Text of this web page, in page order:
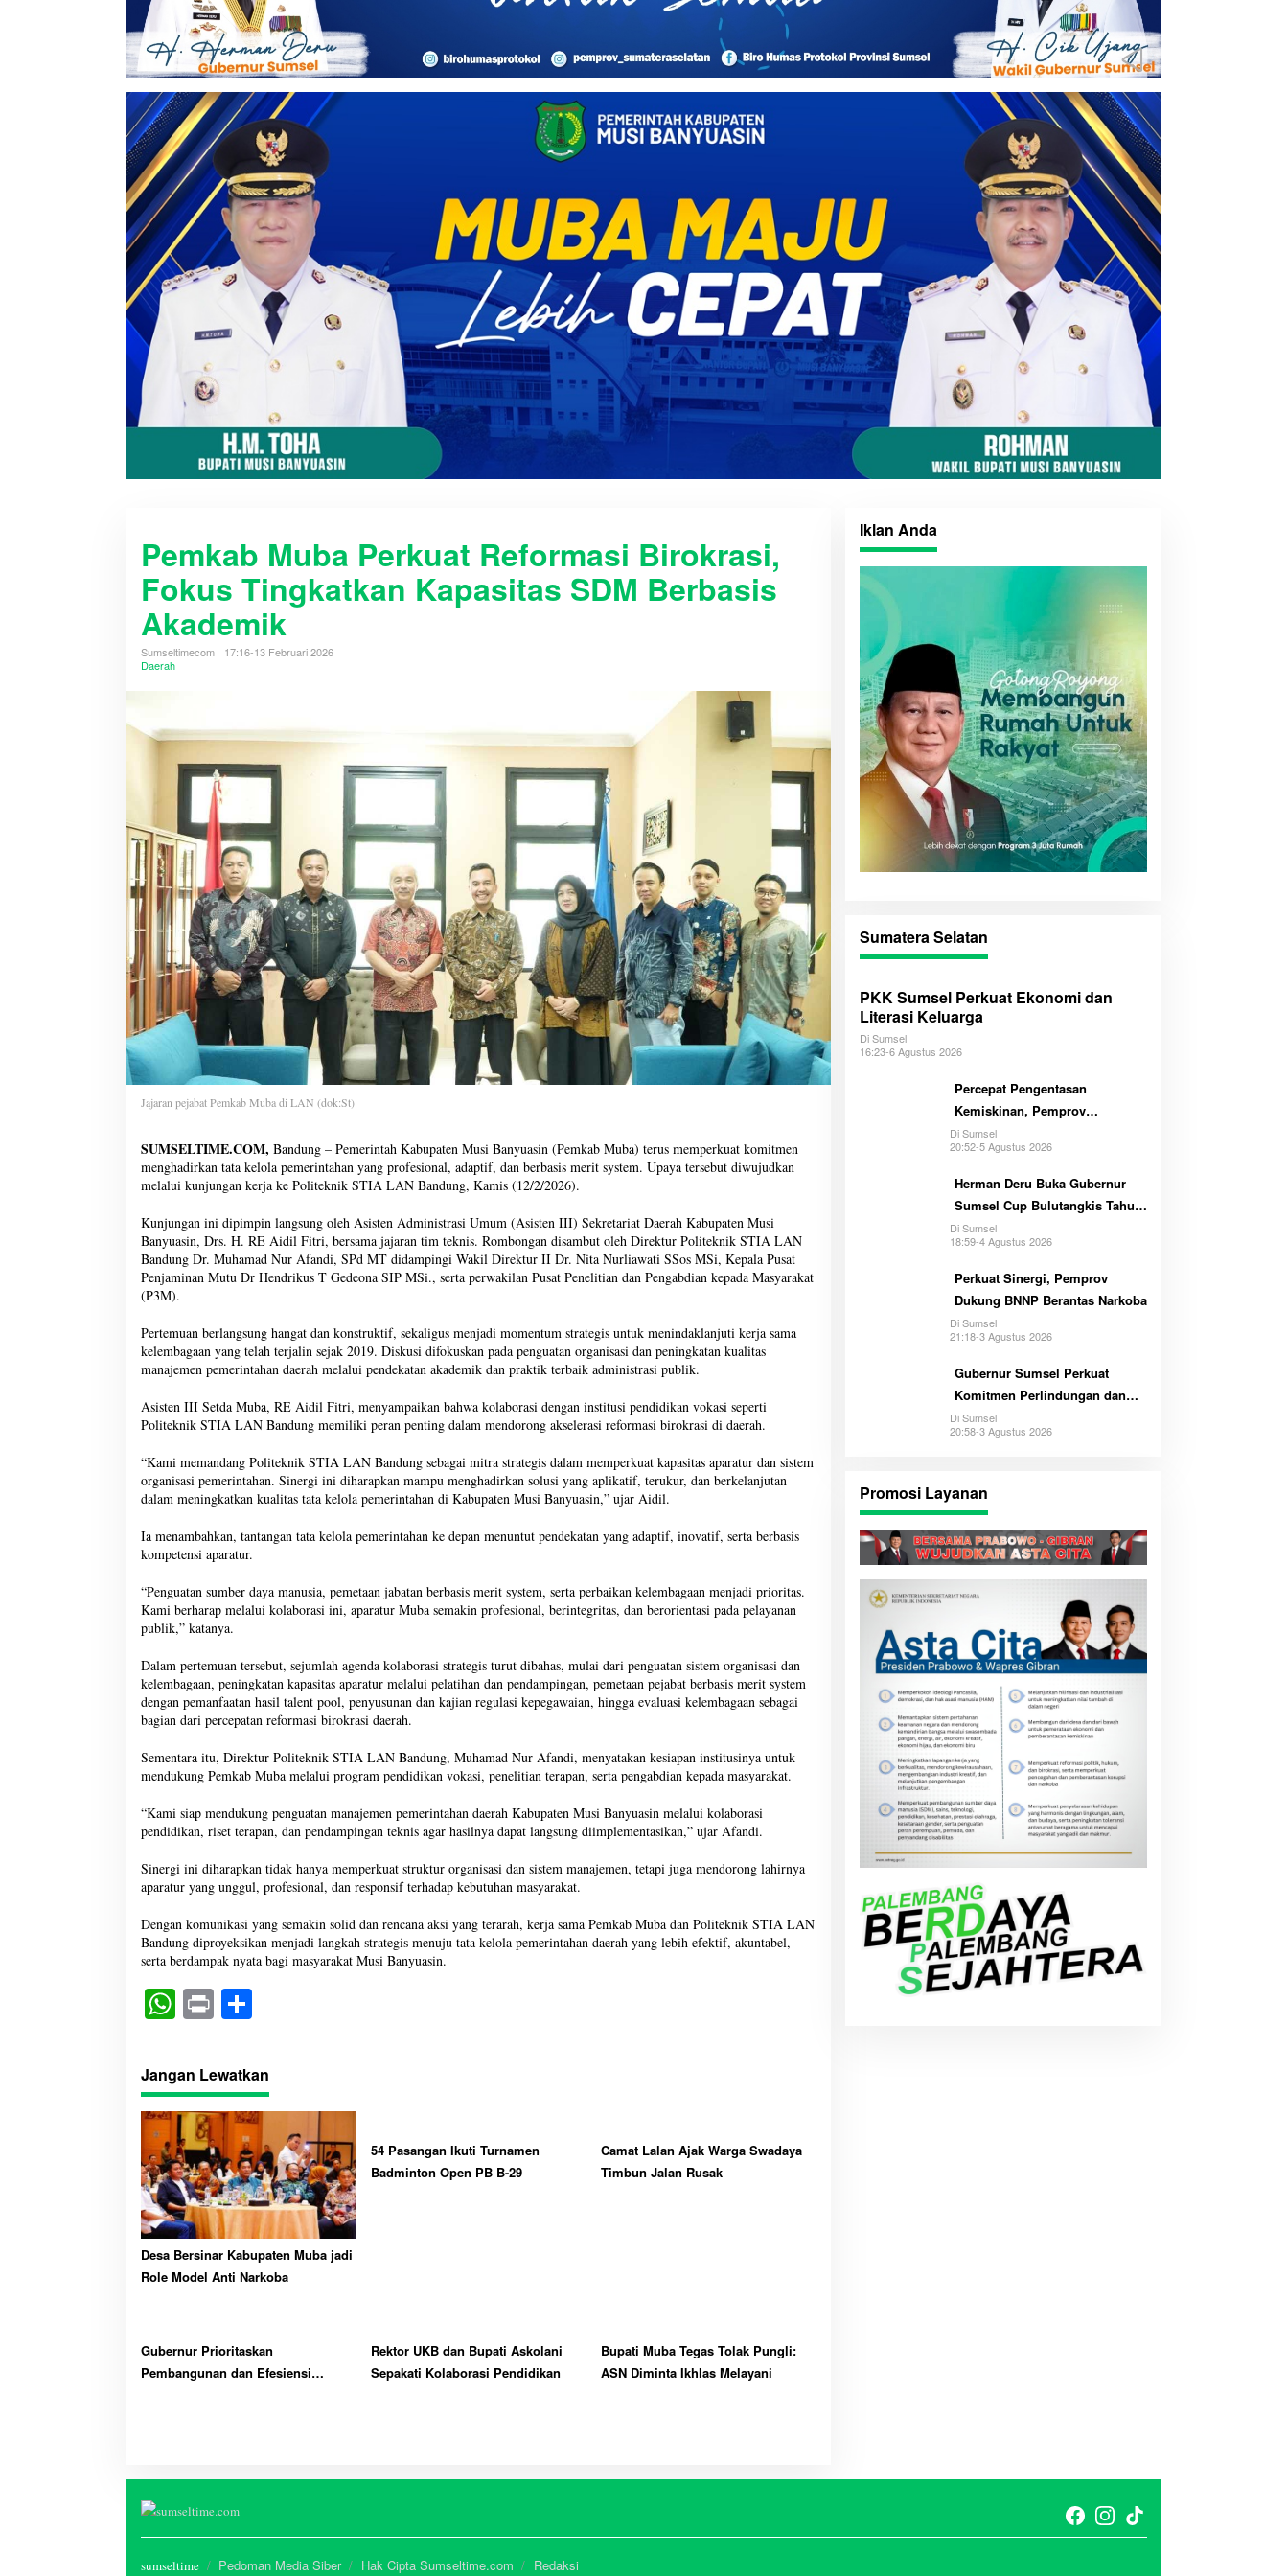
Pemkab Muba Perkuat Reformasi Birokrasi,
Fokus Tingkatkan Kapasitas SDM Berbasis
Akademik
Sumseltimecom
17:16-13 Februari 2026
Daerah
Jajaran pejabat Pemkab Muba di LAN (dok:St)
SUMSELTIME.COM, Bandung – Pemerintah Kabupaten Musi Banyuasin (Pemkab Muba) terus memperkuat komitmen
menghadirkan tata kelola pemerintahan yang profesional, adaptif, dan berbasis merit system. Upaya tersebut diwujudkan
melalui kunjungan kerja ke Politeknik STIA LAN Bandung, Kamis (12/2/2026).
Kunjungan ini dipimpin langsung oleh Asisten Administrasi Umum (Asisten III) Sekretariat Daerah Kabupaten Musi
Banyuasin, Drs. H. RE Aidil Fitri, bersama jajaran tim teknis. Rombongan disambut oleh Direktur Politeknik STIA LAN
Bandung Dr. Muhamad Nur Afandi, SPd MT didampingi Wakil Direktur II Dr. Nita Nurliawati SSos MSi, Kepala Pusat
Penjaminan Mutu Dr Hendrikus T Gedeona SIP MSi., serta perwakilan Pusat Penelitian dan Pengabdian kepada Masyarakat
(P3M).
Pertemuan berlangsung hangat dan konstruktif, sekaligus menjadi momentum strategis untuk menindaklanjuti kerja sama
kelembagaan yang telah terjalin sejak 2019. Diskusi difokuskan pada penguatan organisasi dan peningkatan kualitas
manajemen pemerintahan daerah melalui pendekatan akademik dan praktik terbaik administrasi publik.
Asisten III Setda Muba, RE Aidil Fitri, menyampaikan bahwa kolaborasi dengan institusi pendidikan vokasi seperti
Politeknik STIA LAN Bandung memiliki peran penting dalam mendorong akselerasi reformasi birokrasi di daerah.
“Kami memandang Politeknik STIA LAN Bandung sebagai mitra strategis dalam memperkuat kapasitas aparatur dan sistem
organisasi pemerintahan. Sinergi ini diharapkan mampu menghadirkan solusi yang aplikatif, terukur, dan berkelanjutan
dalam meningkatkan kualitas tata kelola pemerintahan di Kabupaten Musi Banyuasin,” ujar Aidil.
Ia menambahkan, tantangan tata kelola pemerintahan ke depan menuntut pendekatan yang adaptif, inovatif, serta berbasis
kompetensi aparatur.
“Penguatan sumber daya manusia, pemetaan jabatan berbasis merit system, serta perbaikan kelembagaan menjadi prioritas.
Kami berharap melalui kolaborasi ini, aparatur Muba semakin profesional, berintegritas, dan berorientasi pada pelayanan
publik,” katanya.
Dalam pertemuan tersebut, sejumlah agenda kolaborasi strategis turut dibahas, mulai dari penguatan sistem organisasi dan
kelembagaan, peningkatan kapasitas aparatur melalui pelatihan dan pendampingan, pemetaan pejabat berbasis merit system
dengan pemanfaatan hasil talent pool, penyusunan dan kajian regulasi kepegawaian, hingga evaluasi kelembagaan sebagai
bagian dari percepatan reformasi birokrasi daerah.
Sementara itu, Direktur Politeknik STIA LAN Bandung, Muhamad Nur Afandi, menyatakan kesiapan institusinya untuk
mendukung Pemkab Muba melalui program pendidikan vokasi, penelitian terapan, serta pengabdian kepada masyarakat.
“Kami siap mendukung penguatan manajemen pemerintahan daerah Kabupaten Musi Banyuasin melalui kolaborasi
pendidikan, riset terapan, dan pendampingan teknis agar hasilnya dapat langsung diimplementasikan,” ujar Afandi.
Sinergi ini diharapkan tidak hanya memperkuat struktur organisasi dan sistem manajemen, tetapi juga mendorong lahirnya
aparatur yang unggul, profesional, dan responsif terhadap kebutuhan masyarakat.
Dengan komunikasi yang semakin solid dan rencana aksi yang terarah, kerja sama Pemkab Muba dan Politeknik STIA LAN
Bandung diproyeksikan menjadi langkah strategis menuju tata kelola pemerintahan daerah yang lebih efektif, akuntabel,
serta berdampak nyata bagi masyarakat Musi Banyuasin.
W
ts
A
pp
Pr
t re
Jangan Lewatkan
Desa Bersinar Kabupaten Muba jadi
Role Model Anti Narkoba
54 Pasangan Ikuti Turnamen
Badminton Open PB B-29
Camat Lalan Ajak Warga Swadaya
Timbun Jalan Rusak
Gubernur Prioritaskan
Pembangunan dan Efesiensi
Rektor UKB dan Bupati Askolani
Sepakati Kolaborasi Pendidikan
Bupati Muba Tegas Tolak Pungli:
ASN Diminta Ikhlas Melayani
Iklan Anda
Sumatera Selatan
PKK Sumsel Perkuat Ekonomi dan
Literasi Keluarga
Di Sumsel
16:23-6 Agustus 2026
Percepat Pengentasan
Kemiskinan, Pemprov
Optimalkan GSMP Melalui
Multihelix
Di Sumsel
20:52-5 Agustus 2026
Herman Deru Buka Gubernur
Sumsel Cup Bulutangkis Tahun
2026
Di Sumsel
18:59-4 Agustus 2026
Perkuat Sinergi, Pemprov
Dukung BNNP Berantas Narkoba
Di Sumsel
21:18-3 Agustus 2026
Gubernur Sumsel Perkuat
Komitmen Perlindungan dan
Hak Anak
Di Sumsel
20:58-3 Agustus 2026
Promosi Layanan
sumseltime Pedoman Media Siber Hak Cipta Sumseltime.com Redaksi